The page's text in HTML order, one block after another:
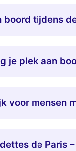
boord tijdens
je plek aan
voor mensen
de Paris